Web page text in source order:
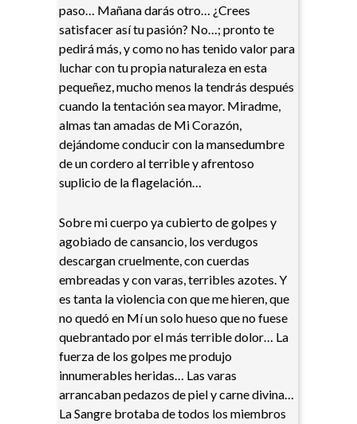
paso… Mañana darás otro… ¿Crees
satisfacer así tu pasión? No…; pronto te
pedirá más, y como no has tenido valor para
luchar con tu propia naturaleza en esta
pequeñez, mucho menos la tendrás después
cuando la tentación sea mayor. Miradme,
almas tan amadas de Mi Corazón,
dejándome conducir con la mansedumbre
de un cordero al terrible y afrentoso
suplicio de la flagelación…
Sobre mi cuerpo ya cubierto de golpes y
agobiado de cansancio, los verdugos
descargan cruelmente, con cuerdas
embreadas y con varas, terribles azotes. Y
es tanta la violencia con que me hieren, que
no quedó en Mí un solo hueso que no fuese
quebrantado por el más terrible dolor… La
fuerza de los golpes me produjo
innumerables heridas… Las varas
arrancaban pedazos de piel y carne divina…
La Sangre brotaba de todos los miembros